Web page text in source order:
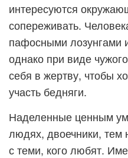
интересуются
сопереживать.
пафосными лозунгами
однако при виде
себя в жертву, чтобы
участь бедняги.
Наделенные ценным
людях, двоечники, тем
с теми, кого любят.